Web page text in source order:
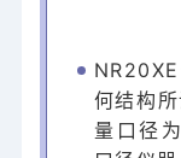
NR20XE
何结构
量口径